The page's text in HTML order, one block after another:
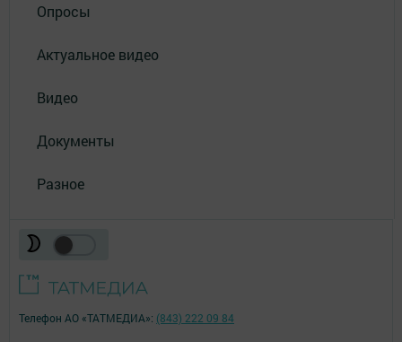
Опросы
Актуальное видео
Видео
Документы
Разное
Телефон АО «ТАТМЕДИА»: (843) 222 09 84